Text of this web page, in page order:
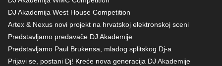
DJ Akademija West House Competition
Artex & Nexus novi projekt na hrvatskoj elektronskoj sceni
Predstavljamo predavače DJ Akademije
Predstavljamo Paul Brukensa, mladog splitskog Dj-a
Prijavi se, postani Dj! Kreće nova generacija DJ Akademije